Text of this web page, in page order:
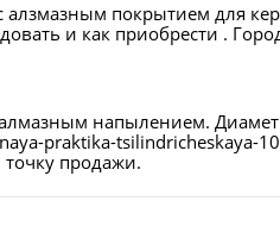
алзмазным покрытием для
и как приобрести .
напылением.
praktika-
продажи.